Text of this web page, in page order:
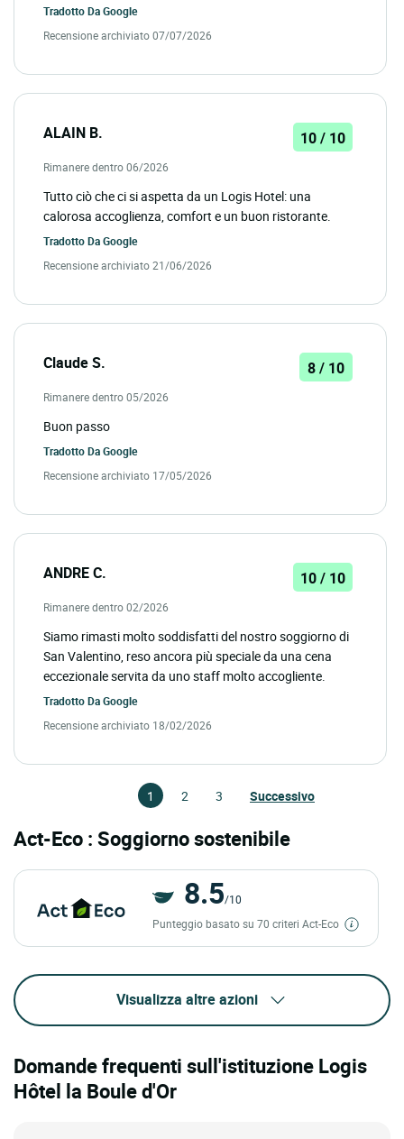
Tradotto DaGoogle
Recensione archiviato 07/07/2026
ALAIN B. 10 / 10
Rimanere dentro 06/2026
Tutto ciò che ci si aspetta da un Logis Hotel: una
calorosa accoglienza, comfort e un buon ristorante.
Tradotto DaGoogle
Recensione archiviato 21/06/2026
Claude S. 8 / 10
Rimanere dentro 05/2026
Buon passo
Tradotto DaGoogle
Recensione archiviato 17/05/2026
ANDRE C. 10 / 10
Rimanere dentro 02/2026
Siamo rimasti molto soddisfatti del nostro soggiorno di
San Valentino, reso ancora più speciale da una cena
eccezionale servita da uno staff molto accogliente.
Tradotto DaGoogle
Recensione archiviato 18/02/2026
1 2 3 Successivo
Act-Eco : Soggiorno sostenibile
8.5/10
Punteggio basato su 70 criteri Act-Eco
Visualizza altre azioni
Domande frequenti sull'istituzione Logis
Hôtel la Boule d'Or